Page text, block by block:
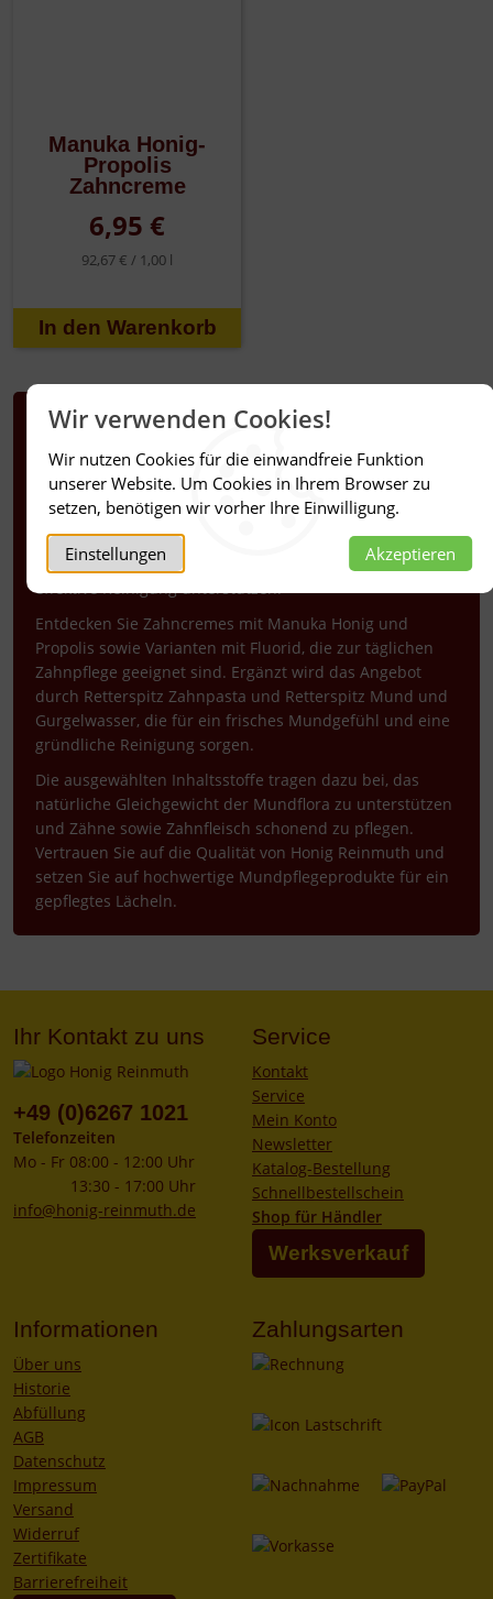
Wir verwenden Cookies!
Wir nutzen Cookies für die einwandfreie Funktion
unserer Website. Um Cookies in Ihrem Browser zu
setzen, benötigen wir vorher Ihre Einwilligung.
Einstellungen Akzeptieren
Manuka Honig-
Propolis
Zahncreme
6,95 €
92,67 € / 1,00 l
Mundhygiene – natürliche Pflege
für Zähne und Zahnfleisch
Eine sorgfältige Mundhygiene ist die Grundlage für
gesunde Zähne und ein ausgeglichenes Mundmilieu. In
unserem Sortiment finden Sie hochwertige Produkte, die
auf bewährten Inhaltsstoffen basieren und eine sanfte,
effektive Reinigung unterstützen.
Entdecken Sie Zahncremes mit Manuka Honig und
Propolis sowie Varianten mit Fluorid, die zur täglichen
Zahnpflege geeignet sind. Ergänzt wird das Angebot
durch Retterspitz Zahnpasta und Retterspitz Mund und
Gurgelwasser, die für ein frisches Mundgefühl und eine
gründliche Reinigung sorgen.
Die ausgewählten Inhaltsstoffe tragen dazu bei, das
natürliche Gleichgewicht der Mundflora zu unterstützen
und Zähne sowie Zahnfleisch schonend zu pflegen.
Vertrauen Sie auf die Qualität von Honig Reinmuth und
setzen Sie auf hochwertige Mundpflegeprodukte für ein
gepflegtes Lächeln.
Ihr Kontakt zu uns
+49 (0)6267 1021
Telefonzeiten
Mo - Fr 08:00 - 12:00 Uhr
13:30 - 17:00 Uhr
info@honig-reinmuth.de
Service
Kontakt
Service
Mein Konto
Newsletter
Katalog-Bestellung
Schnellbestellschein
Shop für Händler
Werksverkauf
Informationen
Über uns
Historie
Abfüllung
AGB
Datenschutz
Impressum
Versand
Widerruf
Zertifikate
Barrierefreiheit
Zahlungsarten